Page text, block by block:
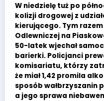
W niedzielę tuż po
kolizji drogowej z
kierującego. Tym
Odlewniczej na
50-latek wjechał
barierki. Policjanci
komisariatu, którzy
że miał 1,42 promila
sposób wałbrzyszanin
a jego sprawa